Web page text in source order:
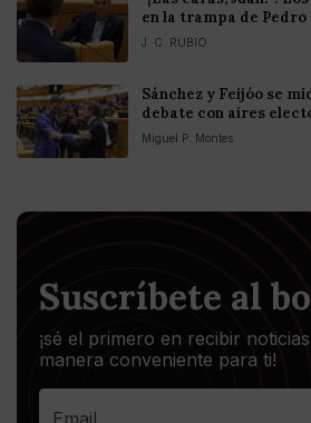
en la trampa de Pedro
J. C. RUBIO
Sánchez y Feijóo se
debate con aires
Miguel P. Montes
Suscríbete al
¡sé el primero en recibir
manera conveniente para ti!